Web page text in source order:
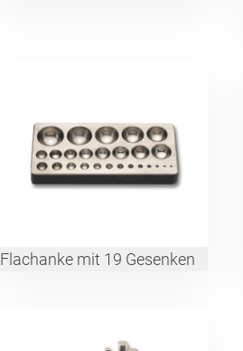
Flachanke mit 19 Gesenken